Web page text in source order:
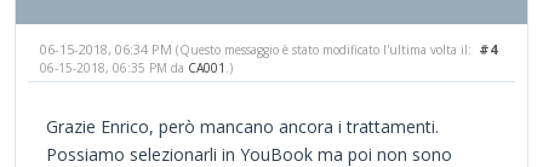
#4
06-15-2018, 06:34 PM (Questo messaggio è stato modificato l'ultima volta il:
06-15-2018, 06:35 PM da CA001 .)
Grazie Enrico, però mancano ancora i trattamenti.
Possiamo selezionarli in YouBook ma poi non sono